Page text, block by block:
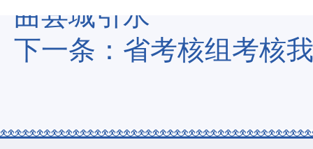
曲县城引水
下一条： 省考核组考核